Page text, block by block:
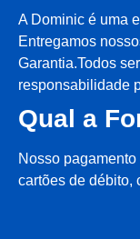
A Dominic é uma
Entregamos
Garantia.Todos
responsabilidade
Qual a
Nosso
cartões de débito,